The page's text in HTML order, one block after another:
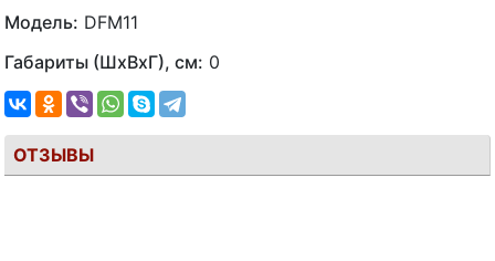
Модель: DFM11
Габариты (ШхВхГ), см: 0
ОТЗЫВЫ